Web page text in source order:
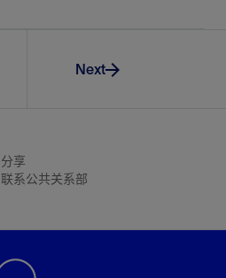
Next
分享
联系公共关系部